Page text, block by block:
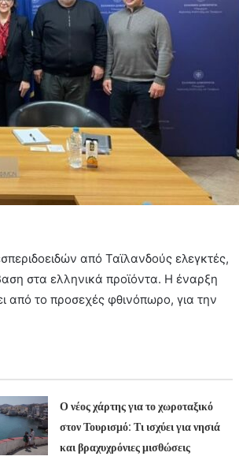
από Ταϊλανδούς ελεγκτές,
στα ελληνικά προϊόντα. Η έναρξη
από το προσεχές φθινόπωρο, για την
Ο νέος χάρτης για το χωροταξικό
στον Τουρισμό: Τι ισχύει για νησιά
και βραχυχρόνιες μισθώσεις